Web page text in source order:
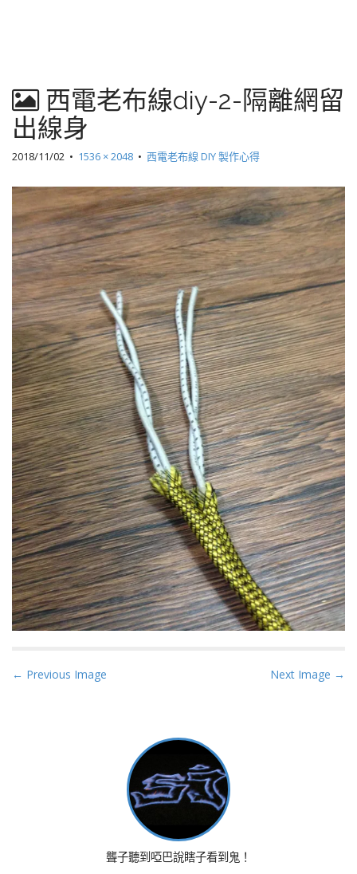
西電老布線diy-2-隔離網留
出線身
2018/11/02 • 1536 × 2048 • 西電老布線 DIY 製作心得
P
← Previous Image Next Image →
聾子聽到啞巴說瞎子看到鬼！